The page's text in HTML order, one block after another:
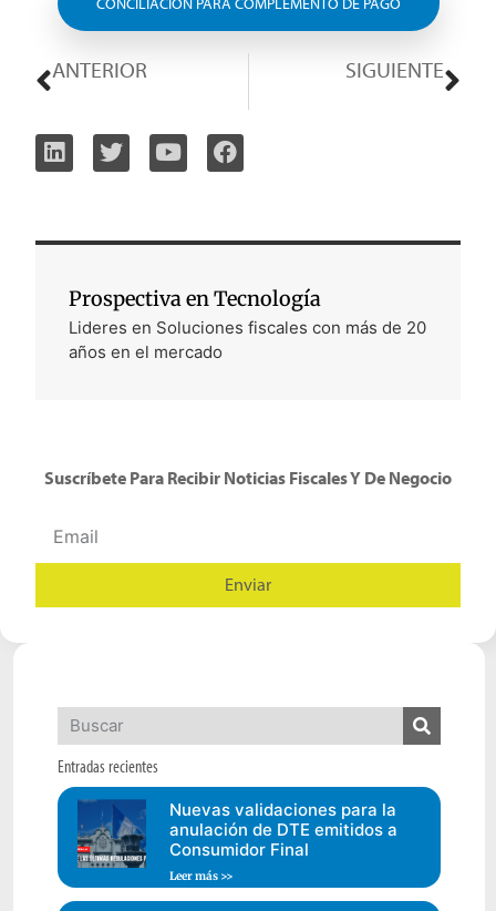
ANTERIOR SIGUIENTE
Prospectiva en Tecnología
Lideres en Soluciones fiscales con más de 20
años en el mercado
Suscríbete Para Recibir Noticias Fiscales Y De Negocio
Enviar
Entradas recientes
Nuevas validaciones para la
anulación de DTE emitidos a
Consumidor Final
Leer más >>